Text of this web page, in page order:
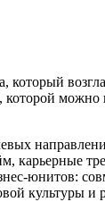
который
которой
карьерные
юнитов:
культуры